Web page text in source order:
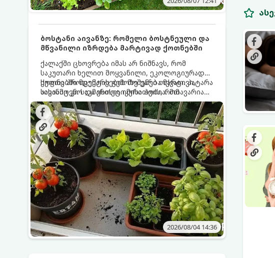
ბოსტანი აივანზე: რომელი ბოსტნეული და
მწვანილი იზრდება მარტივად ქოთნებში
ქალაქში ცხოვრება იმას არ ნიშნავს, რომ
საკუთარი ხელით მოყვანილი, ეკოლოგიურად
სუფთა პროდუქტის გემოზე უარი თქვათ. პატარა
აივანიც კი საკმარისია იმისათვის, რომ
მოიწყოთ მინი-ბოსტანი, საიდანაც
ყოველდღიურად ახალ, არომატულ მწვანილსა
და ბოსტნეულს მოკრეფთ.
ქოთნებში მცენარეების მოშენება მარტივი,
სასიამოვნო და ესთეტიკური ჰობია. მთავარია
იცოდეთ, რომელი კულტურები ეგუებიან
ქოთნის პირობებს ყველაზე კარგად და როგორ
მოუაროთ მათ სწორად.
2026/08/04 14:36